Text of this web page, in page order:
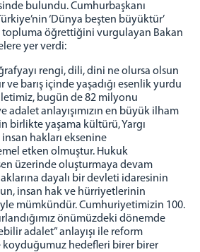
bulundu. Cumhurbaşkanı
‘Dünya beşten büyüktür’
topluma öğrettiğini vurgulayan Bakan
yer verdi:
rengi, dili, dini ne olursa olsun
ve barış içinde yaşadığı esenlik yurdu
bugün de 82 milyonu
adalet anlayışımızın en büyük ilham
birlikte yaşama kültürü, Yargı
hakları eksenine
etken olmuştur. Hukuk
üzerinde oluşturmaya devam
dayalı bir devleti idaresinin
insan hak ve hürriyetlerinin
mümkündür. Cumhuriyetimizin 100.
önümüzdeki dönemde
adalet” anlayışı ile reform
hedefleri birer birer